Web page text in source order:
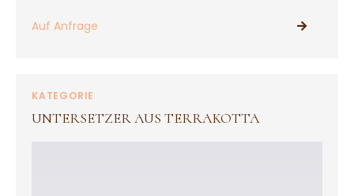
Auf Anfrage
PRODUKTE ANSEHEN
KATEGORIE
UNTERSETZER AUS TERRAKOTTA